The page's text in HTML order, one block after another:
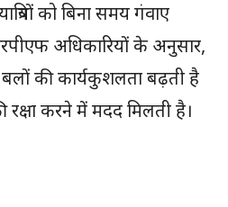
को बिना समय गंवाए
अधिकारियों के अनुसार,
की कार्यकुशलता बढ़ती है
करने में मदद मिलती है।